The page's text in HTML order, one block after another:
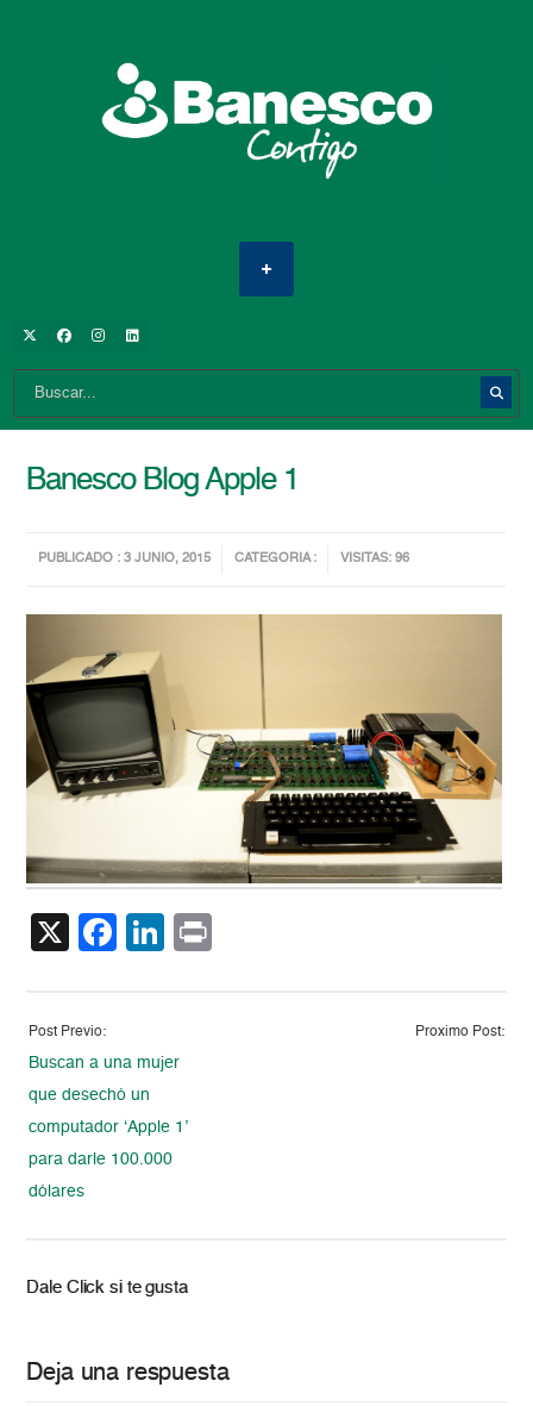
Banesco Blog Apple 1
PUBLICADO : 3 JUNIO, 2015 CATEGORIA : VISITAS: 96
X Facebook
LinkedIn
Post Previo:
Buscan a una mujer
que desechó un
computador ‘Apple 1’
para darle 100.000
dólares
Proximo Post:
Dale Click si te gusta
Deja una respuesta